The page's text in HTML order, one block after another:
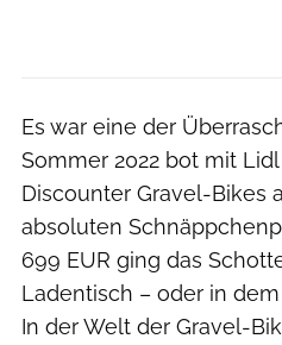
Es war eine der
Sommer 2022 bot mit
Discounter Gravel-Bikes
absoluten
699 EUR ging das
Ladentisch – oder in
In der Welt der Gravel-